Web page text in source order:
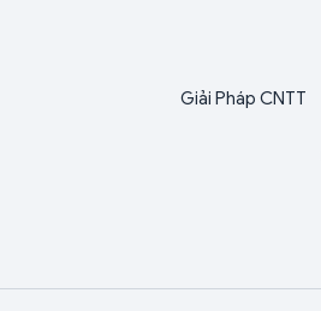
Giải Pháp CNTT